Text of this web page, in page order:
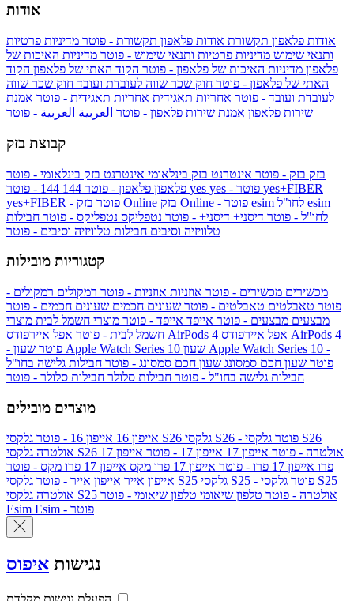
אודות
אודות פלאפון תקשורת אודות פלאפון תקשורת - פוטר מדיניות פרטיות
ותנאי שימוש מדיניות פרטיות ותנאי שימוש - פוטר מדיניות האיכות של
פלאפון מדיניות האיכות של פלאפון - פוטר הקוד האתי של פלאפון הקוד
האתי של פלאפון - פוטר חוק שכר שווה לעובדת ועובד חוק שכר שווה
לעובדת ועובד - פוטר אחריות תאגידית אחריות תאגידית - פוטר אמנת
שירות פלאפון אמנת שירות פלאפון - פוטר العربية العربية - פוטר
קבוצת בזק
בזק בזק - פוטר אינטרנט בזק בינלאומי אינטרנט בזק בינלאומי - פוטר
פלאפון פלאפון - פוטר 144 yes
yes+FIBER
yes+FIBER - פוטר בזק Online
esim
לחו"ל - פוטר דיסני+ דיסני+ - פוטר נטפליקס נטפליקס - פוטר חבילות
טלוויזיה וסיבים חבילות טלוויזיה וסיבים - פוטר
קטגוריות מובילות
מכשירים מכשירים - פוטר אוזניות אוזניות - פוטר רמקולים רמקולים -
פוטר טאבלטים טאבלטים - פוטר שעונים חכמים שעונים חכמים - פוטר
מבצעים מבצעים - פוטר אייפד אייפד - פוטר מוצרי חשמל לבית מוצרי
חשמל לבית - פוטר אפל איירפודס AirPods 4 אפל איירפודס AirPods 4
- פוטר שעון Apple Watch Series 10 שעון Apple Watch Series 10 -
פוטר שעון חכם סמסונג שעון חכם סמסונג - פוטר חבילות גלישה בחו"ל
חבילות גלישה בחו"ל - פוטר חבילות סלולר חבילות סלולר - פוטר
מוצרים מובילים
אייפון 16 אייפון 16 - פוטר גלקסי S26 גלקסי S26 - פוטר גלקסי S26
אולטרה
גלקסי S26 אולטרה - פוטר אייפון 17 אייפון 17 - פוטר
אייפון 17
פרו אייפון 17 פרו - פוטר אייפון 17 פרו מקס
אייפון 17 פרו מקס - פוטר
אייפון אייר אייפון אייר - פוטר גלקסי S25 גלקסי S25 - פוטר גלקסי S25
אולטרה
גלקסי S25 אולטרה - פוטר טלפון שיאומי טלפון שיאומי - פוטר
Esim
Esim - פוטר
נגישות איפוס